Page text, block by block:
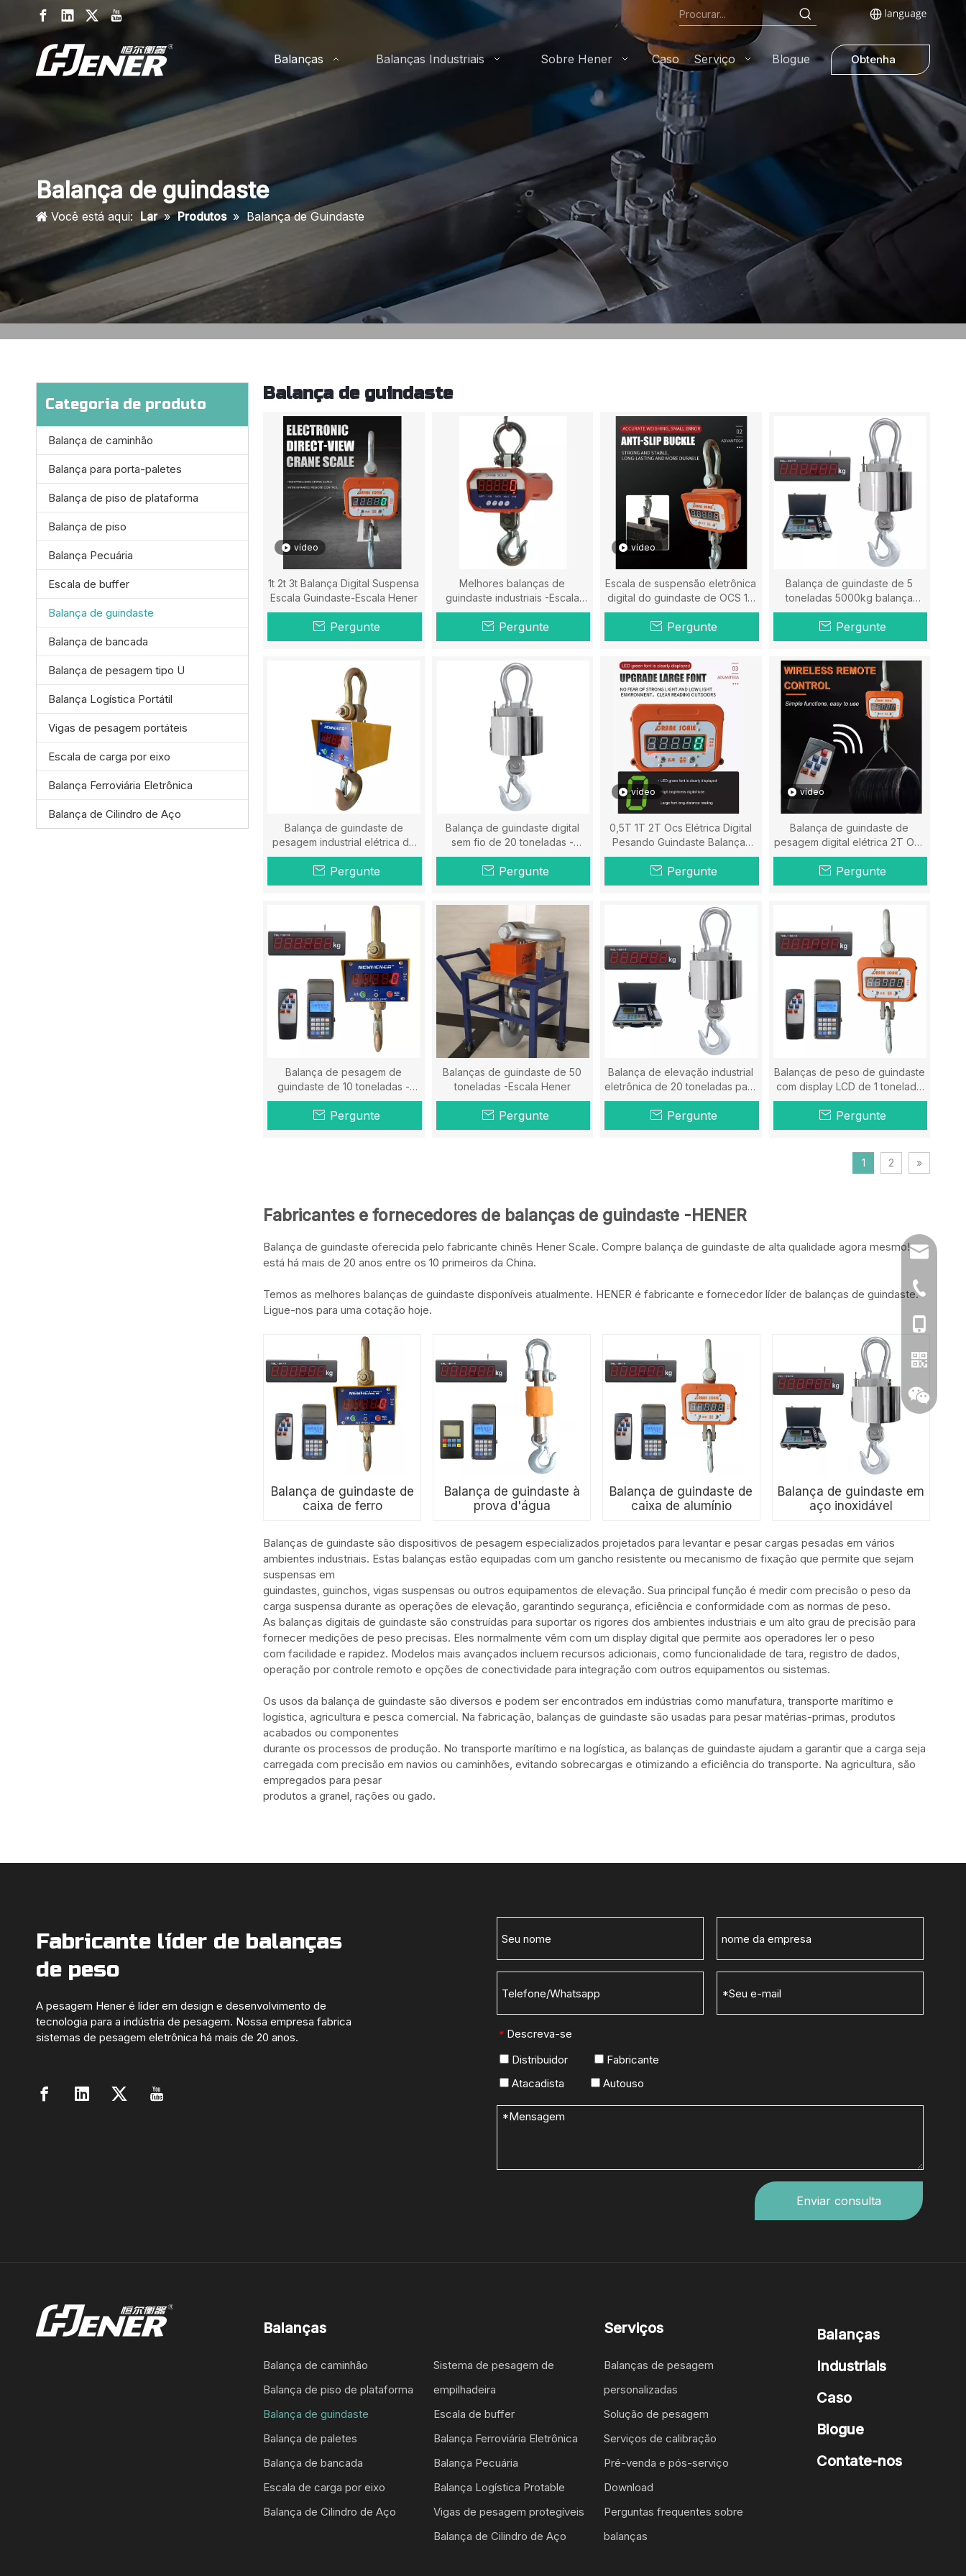
Balanças Balanças Industriais Sobre Hener Caso Serviço Blogue Obtenha
uma
cotação
Balança de guindaste
Você está aqui: Lar » Produtos » Balança de Guindaste
Categoria de produto
Balança de caminhão
Balança para porta-paletes
Balança de piso de plataforma
Balança de piso
Balança Pecuária
Escala de buffer
Balança de guindaste
Balança de bancada
Balança de pesagem tipo U
Balança Logística Portátil
Vigas de pesagem portáteis
Escala de carga por eixo
Balança Ferroviária Eletrônica
Balança de Cilindro de Aço
Balança de guindaste
vídeo
1t 2t 3t Balança Digital Suspensa
Escala Guindaste-Escala Hener
Pergunte
Melhores balanças de
guindaste industriais -Escala
Hener
Pergunte
vídeo
Escala de suspensão eletrônica
digital do guindaste de OCS 1T
-10T-Hener Scale
Pergunte
Balança de guindaste de 5
toneladas 5000kg balança
suspensa escala-hener
Pergunte
Balança de guindaste de
pesagem industrial elétrica de
10 toneladas - Balança Hener
Pergunte
Balança de guindaste digital
sem fio de 20 toneladas -
Balança Hener
Pergunte
vídeo
0,5T 1T 2T Ocs Elétrica Digital
Pesando Guindaste Balança-
Escala Hener
Pergunte
vídeo
Balança de guindaste de
pesagem digital elétrica 2T Ocs
- Balança Hener
Pergunte
Balança de pesagem de
guindaste de 10 toneladas -
Balança Hener
Pergunte
Balanças de guindaste de 50
toneladas -Escala Hener
Pergunte
Balança de elevação industrial
eletrônica de 20 toneladas para
venda
Pergunte
Balanças de peso de guindaste
com display LCD de 1 tonelada
com controle remoto
Pergunte
1 2 »
Fabricantes e fornecedores de balanças de guindaste -HENER
Balança de guindaste oferecida pelo fabricante chinês Hener Scale. Compre balança de guindaste de alta qualidade agora mesmo!
está há mais de 20 anos entre os 10 primeiros da China.
Temos as melhores balanças de guindaste disponíveis atualmente. HENER é fabricante e fornecedor líder de balanças de guindaste.
Ligue-nos para uma cotação hoje.
Balança de guindaste de
caixa de ferro
Balança de guindaste à
prova d'água
Balança de guindaste de
caixa de alumínio
Balança de guindaste em
aço inoxidável
Balanças de guindaste são dispositivos de pesagem especializados projetados para levantar e pesar cargas pesadas em vários
ambientes industriais. Estas balanças estão equipadas com um gancho resistente ou mecanismo de fixação que permite que sejam
suspensas em
guindastes, guinchos, vigas suspensas ou outros equipamentos de elevação. Sua principal função é medir com precisão o peso da
carga suspensa durante as operações de elevação, garantindo segurança, eficiência e conformidade com as normas de peso.
As balanças digitais de guindaste são construídas para suportar os rigores dos ambientes industriais e um alto grau de precisão para
fornecer medições de peso precisas. Eles normalmente vêm com um display digital que permite aos operadores ler o peso
com facilidade e rapidez. Modelos mais avançados incluem recursos adicionais, como funcionalidade de tara, registro de dados,
operação por controle remoto e opções de conectividade para integração com outros equipamentos ou sistemas.
Os usos da balança de guindaste são diversos e podem ser encontrados em indústrias como manufatura, transporte marítimo e
logística, agricultura e pesca comercial. Na fabricação, balanças de guindaste são usadas para pesar matérias-primas, produtos
acabados ou componentes
durante os processos de produção. No transporte marítimo e na logística, as balanças de guindaste ajudam a garantir que a carga seja
carregada com precisão em navios ou caminhões, evitando sobrecargas e otimizando a eficiência do transporte. Na agricultura, são
empregados para pesar
produtos a granel, rações ou gado.
Fabricante líder de balanças
de peso
A pesagem Hener é líder em design e desenvolvimento de
tecnologia para a indústria de pesagem. Nossa empresa fabrica
sistemas de pesagem eletrônica há mais de 20 anos.
* Descreva-se
Distribuidor
Fabricante
Atacadista
Autouso
Enviar consulta
86-519-
Balanças
Balança de caminhão
Balança de piso de plataforma
Balança de guindaste
Balança de paletes
Balança de bancada
Escala de carga por eixo
Balança de Cilindro de Aço
Sistema de pesagem de
empilhadeira
Escala de buffer
Balança Ferroviária Eletrônica
Balança Pecuária
Balança Logística Protable
Vigas de pesagem protegíveis
Balança de Cilindro de Aço
Serviços
Balanças de pesagem
personalizadas
Solução de pesagem
Serviços de calibração
Pré-venda e pós-serviço
Download
Perguntas frequentes sobre
balanças
Balanças
Industriais
Caso
Blogue
Contate-nos